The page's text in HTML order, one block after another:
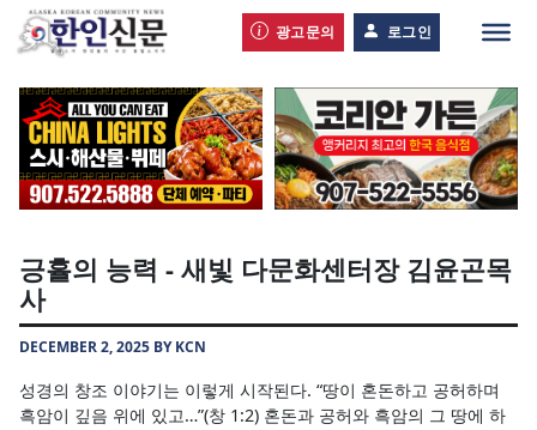
광고문의 로그인
긍휼의 능력 - 새빛 다문화센터장 김윤곤목
사
DECEMBER 2, 2025 BY KCN
성경의 창조 이야기는 이렇게 시작된다. “땅이 혼돈하고 공허하며
흑암이 깊음 위에 있고…”(창 1:2) 혼돈과 공허와 흑암의 그 땅에 하